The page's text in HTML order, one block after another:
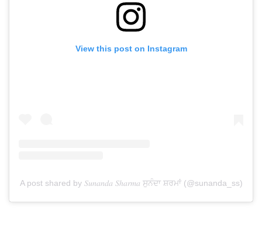
View this post on Instagram
A post shared by 𝑆𝑢𝑛𝑎𝑛𝑑𝑎 𝑆ℎ𝑎𝑟𝑚𝑎 ਸੁਨੰਦਾ ਸ਼ਰਮਾਂ (@sunanda_ss)